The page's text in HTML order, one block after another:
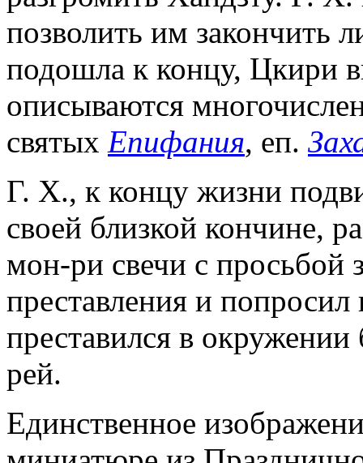
позволить им закончить
подошла к концу, Цкири
описываются
святых Епифания, еп.
Г. Х., к концу жизни
своей близкой кончине,
мон-ри свечи с просьбой
преставления и попросил
преставился в
рей.
Единственное